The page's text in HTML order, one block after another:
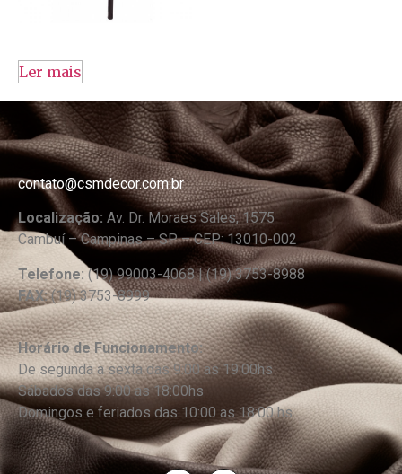
Ler mais
contato@csmdecor.com.br
Localização: Av. Dr. Moraes Sales, 1575
Cambuí – Campinas – SP – CEP: 13010-002
Telefone: (19) 99003-4068 | (19) 3753-8988
FAX:(19) 3753-8999
Horário de Funcionamento:
De segunda a sexta das 9:00 as 19:00hs
Sábados das 9:00 as 18:00hs
Domingos e feriados das 10:00 as 18:00 hs